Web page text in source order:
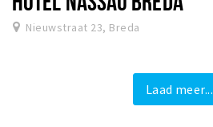
Nieuwstraat 23, Breda
Laad meer...